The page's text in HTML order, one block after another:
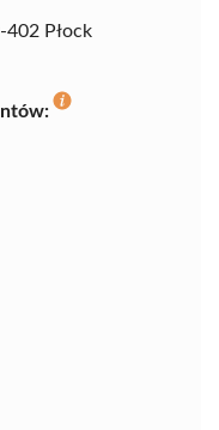
Płock